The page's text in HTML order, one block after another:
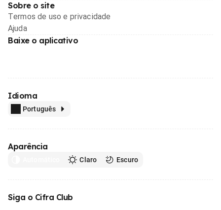
Sobre o site
Termos de uso e privacidade
Ajuda
Baixe o aplicativo
Idioma
Português
Aparência
Claro Escuro
Siga o Cifra Club